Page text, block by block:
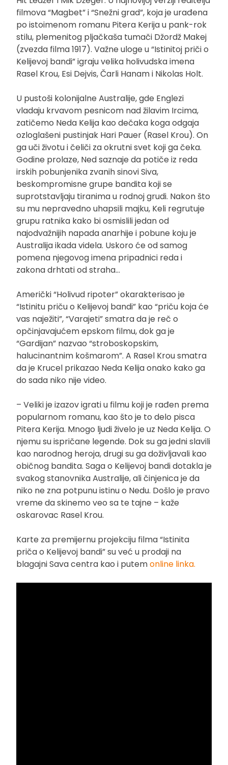
filmova “Magbet” i “Snežni grad”, koja je urađena
po istoimenom romanu Pitera Kerija u pank-rok
stilu, plemenitog pljačkaša tumači Džordž Makej
(zvezda filma 1917). Važne uloge u “Istinitoj priči o
Kelijevoj bandi” igraju velika holivudska imena
Rasel Krou, Esi Dejvis, Čarli Hanam i Nikolas Holt.
U pustoši kolonijalne Australije, gde Englezi
vladaju krvavom pesnicom nad žilavim Ircima,
zatičemo Neda Kelija kao dečaka koga odgaja
ozloglašeni pustinjak Hari Pauer (Rasel Krou). On
ga uči životu i čeliči za okrutni svet koji ga čeka.
Godine prolaze, Ned saznaje da potiče iz reda
irskih pobunjenika zvanih sinovi Siva,
beskompromisne grupe bandita koji se
suprotstavljaju tiranima u rodnoj grudi. Nakon što
su mu nepravedno uhapsili majku, Keli regrutuje
grupu ratnika kako bi osmislili jedan od
najodvažnijih napada anarhije i pobune koju je
Australija ikada videla. Uskoro će od samog
pomena njegovog imena pripadnici reda i
zakona drhtati od straha…
Američki “Holivud ripoter” okarakterisao je
“Istinitu priču o Kelijevoj bandi” kao “priču koja će
vas naježiti”, “Varajeti” smatra da je reč o
opčinjavajućem epskom filmu, dok ga je
“Gardijan” nazvao “stroboskopskim,
halucinantnim košmarom”. A Rasel Krou smatra
da je Krucel prikazao Neda Kelija onako kako ga
do sada niko nije video.
– Veliki je izazov igrati u filmu koji je rađen prema
popularnom romanu, kao što je to delo pisca
Pitera Kerija. Mnogo ljudi živelo je uz Neda Kelija. O
njemu su ispričane legende. Dok su ga jedni slavili
kao narodnog heroja, drugi su ga doživljavali kao
običnog bandita. Saga o Kelijevoj bandi dotakla je
svakog stanovnika Australije, ali činjenica je da
niko ne zna potpunu istinu o Nedu. Došlo je pravo
vreme da skinemo veo sa te tajne – kaže
oskarovac Rasel Krou.
Karte za premijernu projekciju filma “Istinita
priča o Kelijevoj bandi” su već u prodaji na
blagajni Sava centra kao i putemonline linka.